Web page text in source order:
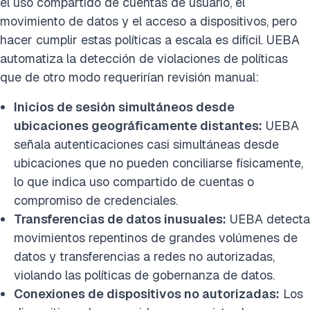
movimiento de datos y el acceso a dispositivos, pero
hacer cumplir estas políticas a escala es difícil. UEBA
automatiza la detección de violaciones de políticas
que de otro modo requerirían revisión manual:
Inicios de sesión simultáneos desde
ubicaciones geográficamente distantes: UEBA
señala autenticaciones casi simultáneas desde
ubicaciones que no pueden conciliarse físicamente,
lo que indica uso compartido de cuentas o
compromiso de credenciales.
Transferencias de datos inusuales: UEBA detecta
movimientos repentinos de grandes volúmenes de
datos y transferencias a redes no autorizadas,
violando las políticas de gobernanza de datos.
Conexiones de dispositivos no autorizadas: Los